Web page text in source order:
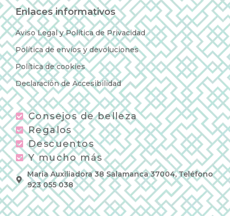
Enlaces informativos
Aviso Legal y Política de Privacidad
Política de envíos y devoluciones
Política de cookies
Declaración de Accesibilidad
Consejos de belleza
Regalos
Descuentos
Y mucho más
Maria Auxiliadora 38 Salamanca 37004, Teléfono
923 055 038